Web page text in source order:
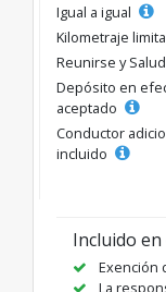
Igual a igual
Kilometraje
Reunirse y
Depósito en
aceptado
Conductor
incluido
Incluido en
Exención
La